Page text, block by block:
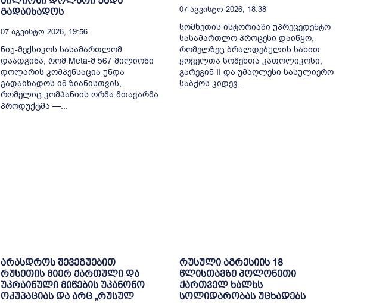
გადაიხადოს
07 Აგვისტო 2026, 19:56
ნიუ-მექსიკოს სასამართლომ
დაადგინა, რომ Meta-მ 567 მილიონი
დოლარის კომპენსაცია უნდა
გადაიხადოს იმ ზიანისთვის,
რომელიც კომპანიის ორმა მთავარმა
პროდუქტმა —...
07 Აგვისტო 2026, 18:38
სომხეთის ისტორიაში უპრეცედენტო
სასამართლო პროცესი დაიწყო,
რომელზეც ბრალდებულის სახით
ყოველთა სომეხთა კათოლიკოსი,
გარეგინ II და უმაღლესი სასულიერო
საბჭოს კიდევ...
არასდროს შევეგუებით
რუსეთის მიერ ქართული და
უკრაინული მიწების უკანონო
ოკუპაციას და არც „რუსულ
რუსული აგრესიის 18
წლისთავზე პოლონეთი
ქართველ ხალხს
სოლიდარობას უცხადებს